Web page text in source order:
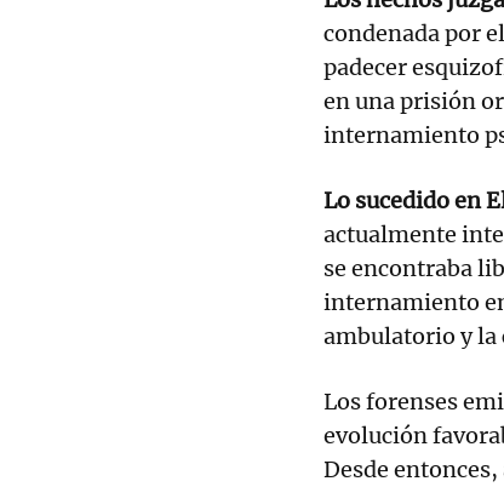
condenada por
padecer
en una prisión
internamiento
Lo sucedido en
actualmente
se encontraba
internamiento
ambulatorio y
Los forenses
evolución
Desde entonces,